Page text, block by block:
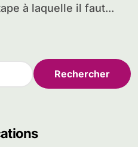
à laquelle il faut...